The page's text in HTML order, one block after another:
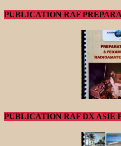
PUBLICATION RAF
PUBLICATION RAF DX ASIE